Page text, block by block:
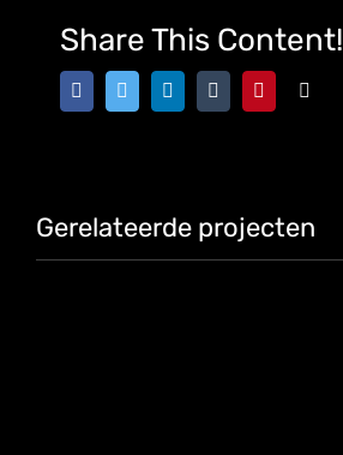
Share This Content!
FacebookTwitter LinkedInTumblr Pinterest
Gerelateerde projecten